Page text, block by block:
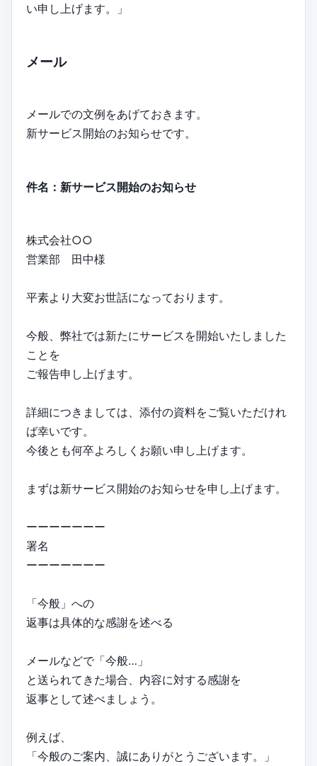
い申し上げます。」
メール
メールでの文例をあげておきます。
新サービス開始のお知らせです。
件名：新サービス開始のお知らせ
株式会社○○
営業部 田中様
平素より大変お世話になっております。
今般、弊社では新たにサービスを開始いたしました
ことを
ご報告申し上げます。
詳細につきましては、添付の資料をご覧いただけれ
ば幸いです。
今後とも何卒よろしくお願い申し上げます。
まずは新サービス開始のお知らせを申し上げます。
ーーーーーーー
署名
ーーーーーーー
「今般」への
返事は具体的な感謝を述べる
メールなどで「今般…」
と送られてきた場合、内容に対する感謝を
返事として述べましょう。
例えば、
「今般のご案内、誠にありがとうございます。」